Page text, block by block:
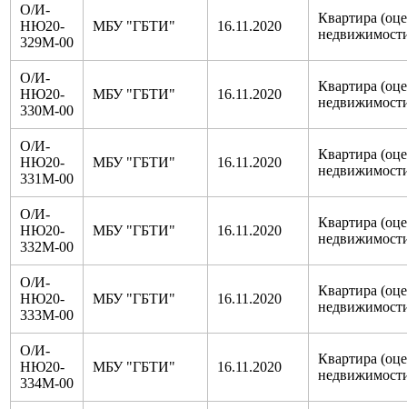
О/И-
НЮ20-
329М-00
МБУ "ГБТИ" 16.11.2020
Квартира
О/И-
НЮ20-
330М-00
МБУ "ГБТИ" 16.11.2020
Квартира
О/И-
НЮ20-
331М-00
МБУ "ГБТИ" 16.11.2020
Квартира
О/И-
НЮ20-
332М-00
МБУ "ГБТИ" 16.11.2020
Квартира
О/И-
НЮ20-
333М-00
МБУ "ГБТИ" 16.11.2020
Квартира
О/И-
НЮ20-
334М-00
МБУ "ГБТИ" 16.11.2020
Квартира